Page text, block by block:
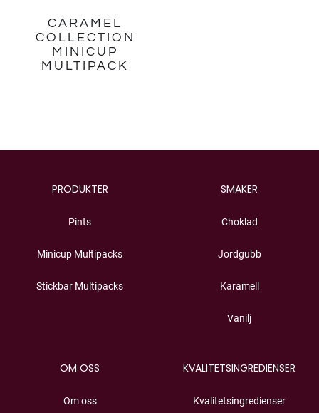
CARAMEL
COLLECTION
MINICUP
MULTIPACK
PRODUKTER
Pints
Minicup Multipacks
Stickbar Multipacks
SMAKER
Choklad
Jordgubb
Karamell
Vanilj
OM OSS
Om oss
KVALITETSINGREDIENSER
Kvalitetsingredienser